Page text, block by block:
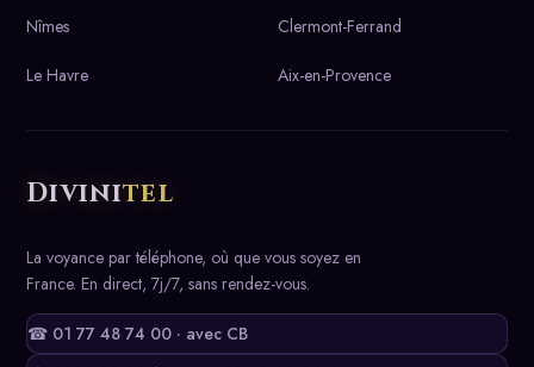
Nîmes Clermont-Ferrand
Le Havre Aix-en-Provence
Divinitel
La voyance par téléphone, où que vous soyez en
France. En direct, 7j/7, sans rendez-vous.
☎ 01 77 48 74 00 · avec CB